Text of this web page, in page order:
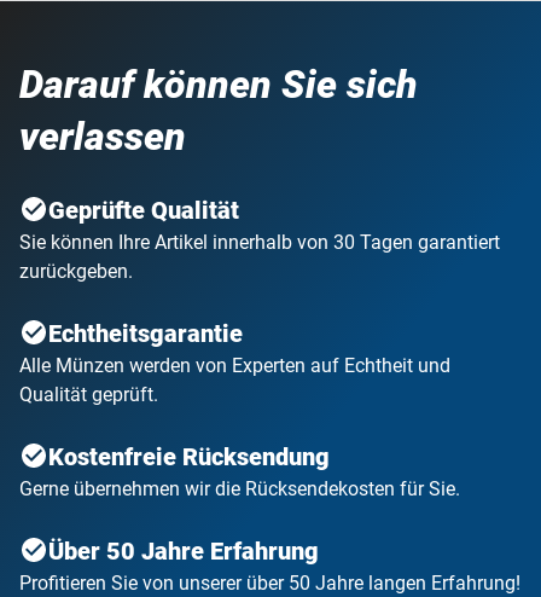
Darauf können Sie sich
verlassen
Geprüfte Qualität
Sie können Ihre Artikel innerhalb von 30 Tagen garantiert
zurückgeben.
Echtheitsgarantie
Alle Münzen werden von Experten auf Echtheit und
Qualität geprüft.
Kostenfreie Rücksendung
Gerne übernehmen wir die Rücksendekosten für Sie.
Über 50 Jahre Erfahrung
Profitieren Sie von unserer über 50 Jahre langen Erfahrung!